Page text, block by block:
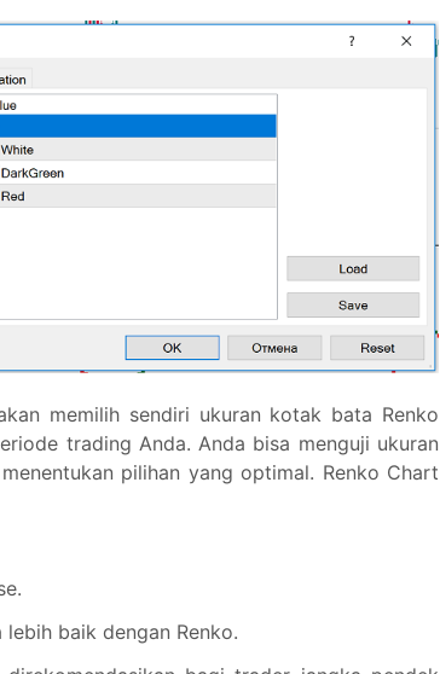
memilih sendiri ukuran kotak bata Renko
trading Anda. Anda bisa menguji ukuran
pilihan yang optimal. Renko Chart
baik dengan Renko.